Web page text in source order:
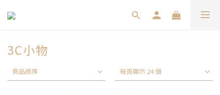
3C小物
商品排序 每頁顯示 24 個